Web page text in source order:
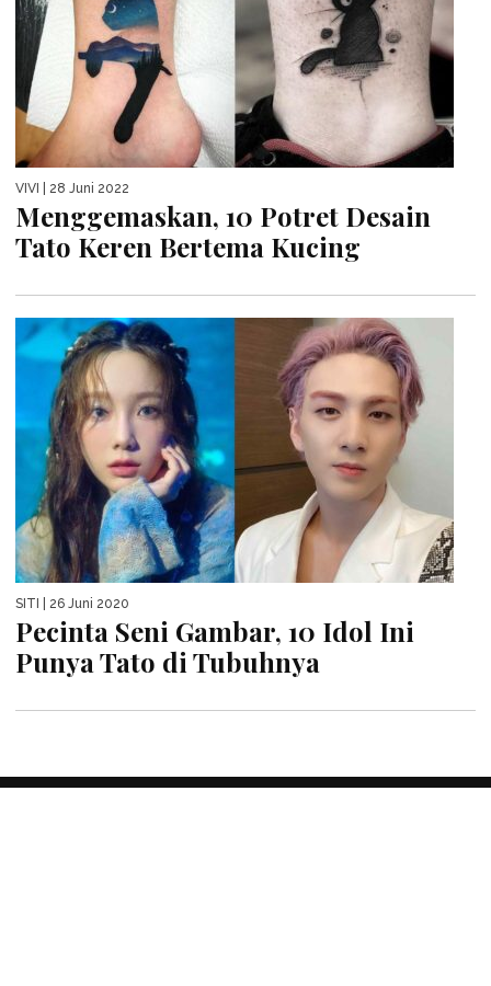
VIVI | 28 Juni 2022
Menggemaskan, 10 Potret Desain
Tato Keren Bertema Kucing
SITI | 26 Juni 2020
Pecinta Seni Gambar, 10 Idol Ini
Punya Tato di Tubuhnya